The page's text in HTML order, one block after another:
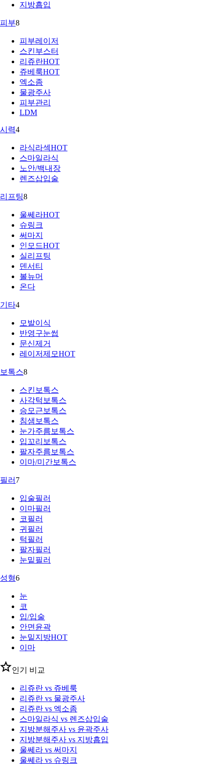
지방흡입
피부8
피부레이저
스킨부스터
리쥬란HOT
쥬베룩HOT
엑소좀
물광주사
피부관리
LDM
시력4
라식라섹HOT
스마일라식
노안/백내장
렌즈삽입술
리프팅8
울쎄라HOT
슈링크
써마지
인모드HOT
실리프팅
덴서티
볼뉴머
온다
기타4
모발이식
반영구눈썹
문신제거
레이저제모HOT
보톡스8
스킨보톡스
사각턱보톡스
승모근보톡스
침샘보톡스
눈가주름보톡스
입꼬리보톡스
팔자주름보톡스
이마/미간보톡스
필러 7
입술필러
이마필러
코필러
귀필러
턱필러
팔자필러
눈밑필러
성형6
눈
코
입/입술
안면윤곽
눈밑지방HOT
이마
인기 비교
리쥬란 vs 쥬베룩
리쥬란 vs 물광주사
리쥬란 vs 엑소좀
스마일라식 vs 렌즈삽입술
지방분해주사 vs 윤곽주사
지방분해주사 vs 지방흡입
울쎄라 vs 써마지
울쎄라 vs 슈링크